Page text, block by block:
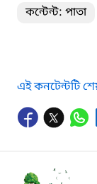
কন্টেন্ট: পাতা
এই কনটেন্টটি